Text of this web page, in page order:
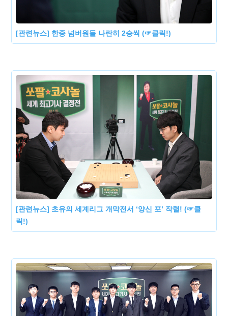
[관련뉴스] 한중 넘버원들 나란히 2승씩 (☞클릭!)
[관련뉴스] 초유의 세계리그 개막전서 ‘양신 포’ 작렬! (☞클
릭!)